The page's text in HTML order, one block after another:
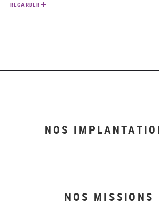
REGARDER
NOS
NOS MISSIONS